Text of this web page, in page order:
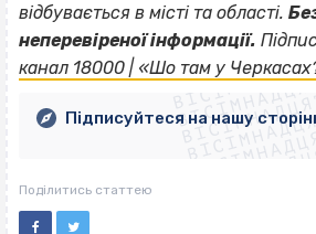
відбувається в місті та області.
неперевіреної інформації.
канал 18000 | «Шо там у
Підписуйтеся на нашу
Поділитись статтею